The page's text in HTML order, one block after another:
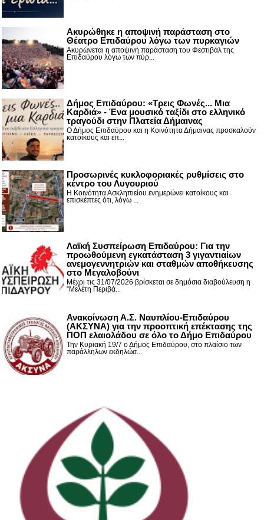
Ακυρώθηκε η αποψινή παράσταση στο
Θέατρο Επιδαύρου λόγω των πυρκαγιών
Ακυρώνεται η αποψινή παράσταση του Φεστιβάλ της
Επιδαύρου λόγω των πύρ...
Δήμος Επιδαύρου: «Τρεις Φωνές... Μια
Καρδιά» - Ένα μουσικό ταξίδι στο ελληνικό
τραγούδι στην Πλατεία Δήμαινας
Ο Δήμος Επιδαύρου και η Κοινότητα Δήμαινας προσκαλούν
κατοίκους και επ...
Προσωρινές κυκλοφοριακές ρυθμίσεις στο
κέντρο του Λυγουριού
Η Κοινότητα Ασκληπιείου ενημερώνει κατοίκους και
επισκέπτες ότι, λόγω ...
Λαϊκή Συσπείρωση Επιδαύρου: Για την
προωθούμενη εγκατάσταση 3 γιγαντιαίων
ανεμογεννητριών και σταθμών αποθήκευσης
στο Μεγαλοβούνι
Μέχρι τις 31/07/2026 βρίσκεται σε δημόσια διαβούλευση η
“Μελέτη Περιβά...
Ανακοίνωση Α.Σ. Ναυπλίου-Επιδαύρου
(ΑΚΣΥΝΑ) για την προοπτική επέκτασης της
ΠΟΠ ελαιολάδου σε όλο το Δήμο Επιδαύρου
Την Κυριακή 19/7 ο Δήμος Επιδαύρου, στο πλαίσιο των
παράλληλων εκδηλώσ...